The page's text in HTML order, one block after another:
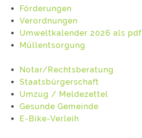
Förderungen
Verordnungen
Umweltkalender 2026 als pdf
Müllentsorgung
Notar/Rechtsberatung
Staatsbürgerschaft
Umzug / Meldezettel
Gesunde Gemeinde
E-Bike-Verleih